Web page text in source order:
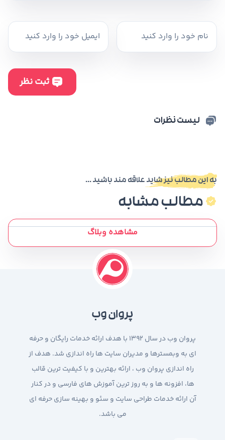
لیست نظرات
به این مطالب نیز شاید علاقه مند باشید ...
مطالب مشابه
مشاهده وبلاگ
پروان وب
پروان وب در سال 1392 با هدف ارائه خدمات رایگان و حرفه
ای به وبمسترها و مدیران سایت ها راه اندازی شد. هدف از
راه اندازی پروان وب ، ارائه بهترین و با کیفیت ترین قالب
ها، افزونه ها و به روز ترین آموزش های فارسی و در کنار
آن ارائه خدمات طراحی سایت و سئو و بهینه سازی حرفه ای
می باشد.